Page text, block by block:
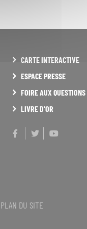
CARTE INTERACTIVE
ESPACE PRESSE
FOIRE AUX QUESTIONS
LIVRE D'OR
Facebook
Twitter
PLAN DU SITE